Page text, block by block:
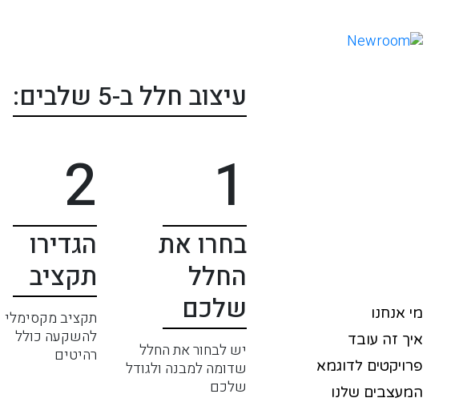
מי אנחנו
איך זה עובד
פרויקטים לדוגמא
המעצבים שלנו
עיצוב חלל ב-5 שלבים:
1
בחרו את
החלל
שלכם
יש לבחור את החלל
שדומה למבנה ולגודל
שלכם
2
הגדירו
תקציב
תקציב מקסימלי
להשקעה כולל
רהיטים